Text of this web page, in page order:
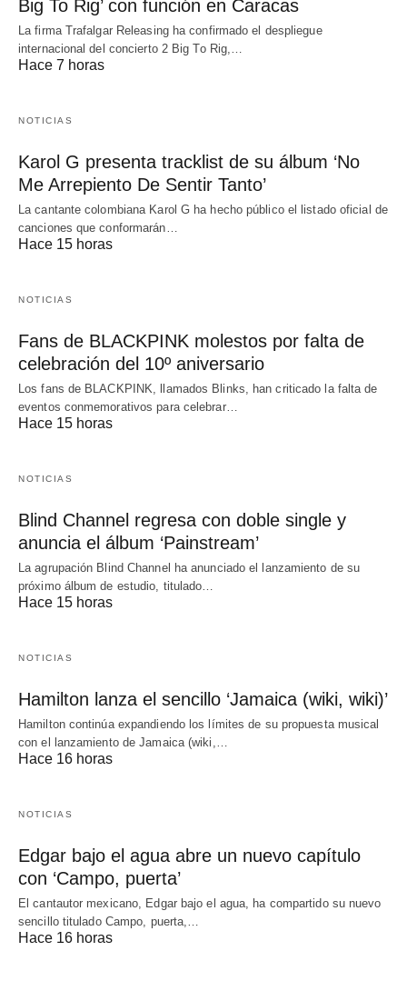
Big To Rig’ con función en Caracas
La firma Trafalgar Releasing ha confirmado el despliegue
internacional del concierto 2 Big To Rig,…
Hace 7 horas
NOTICIAS
Karol G presenta tracklist de su álbum ‘No
Me Arrepiento De Sentir Tanto’
La cantante colombiana Karol G ha hecho público el listado oficial de
canciones que conformarán…
Hace 15 horas
NOTICIAS
Fans de BLACKPINK molestos por falta de
celebración del 10º aniversario
Los fans de BLACKPINK, llamados Blinks, han criticado la falta de
eventos conmemorativos para celebrar…
Hace 15 horas
NOTICIAS
Blind Channel regresa con doble single y
anuncia el álbum ‘Painstream’
La agrupación Blind Channel ha anunciado el lanzamiento de su
próximo álbum de estudio, titulado…
Hace 15 horas
NOTICIAS
Hamilton lanza el sencillo ‘Jamaica (wiki, wiki)’
Hamilton continúa expandiendo los límites de su propuesta musical
con el lanzamiento de Jamaica (wiki,…
Hace 16 horas
NOTICIAS
Edgar bajo el agua abre un nuevo capítulo
con ‘Campo, puerta’
El cantautor mexicano, Edgar bajo el agua, ha compartido su nuevo
sencillo titulado Campo, puerta,…
Hace 16 horas